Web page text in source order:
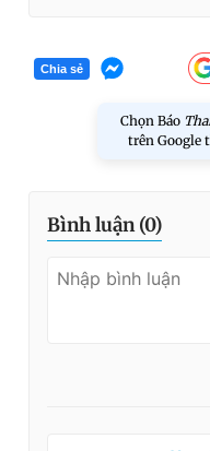
Chia sẻ
Chọn Báo
trên Google
Bình luận (0)